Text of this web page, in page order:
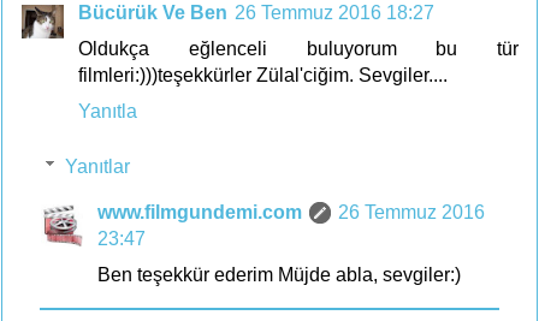
Bücürük Ve Ben 26 Temmuz 2016 18:27
Oldukça eğlenceli buluyorum bu tür
filmleri:)))teşekkürler Zülal'ciğim. Sevgiler....
Yanıtla
Yanıtlar
www.filmgundemi.com
26 Temmuz 2016
23:47
Ben teşekkür ederim Müjde abla, sevgiler:)